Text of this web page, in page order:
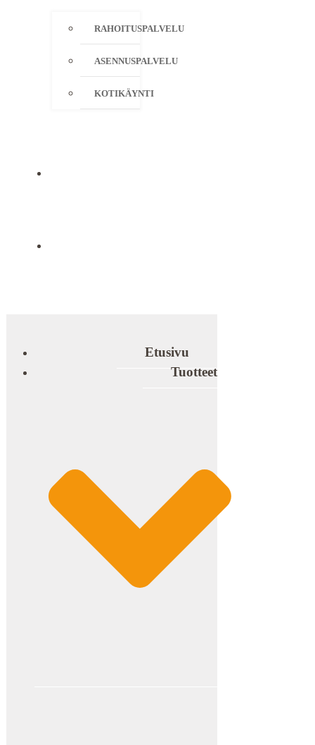
RAHOITUSPALVELU
ASENNUSPALVELU
KOTIKÄYNTI
Etusivu
Tuotteet